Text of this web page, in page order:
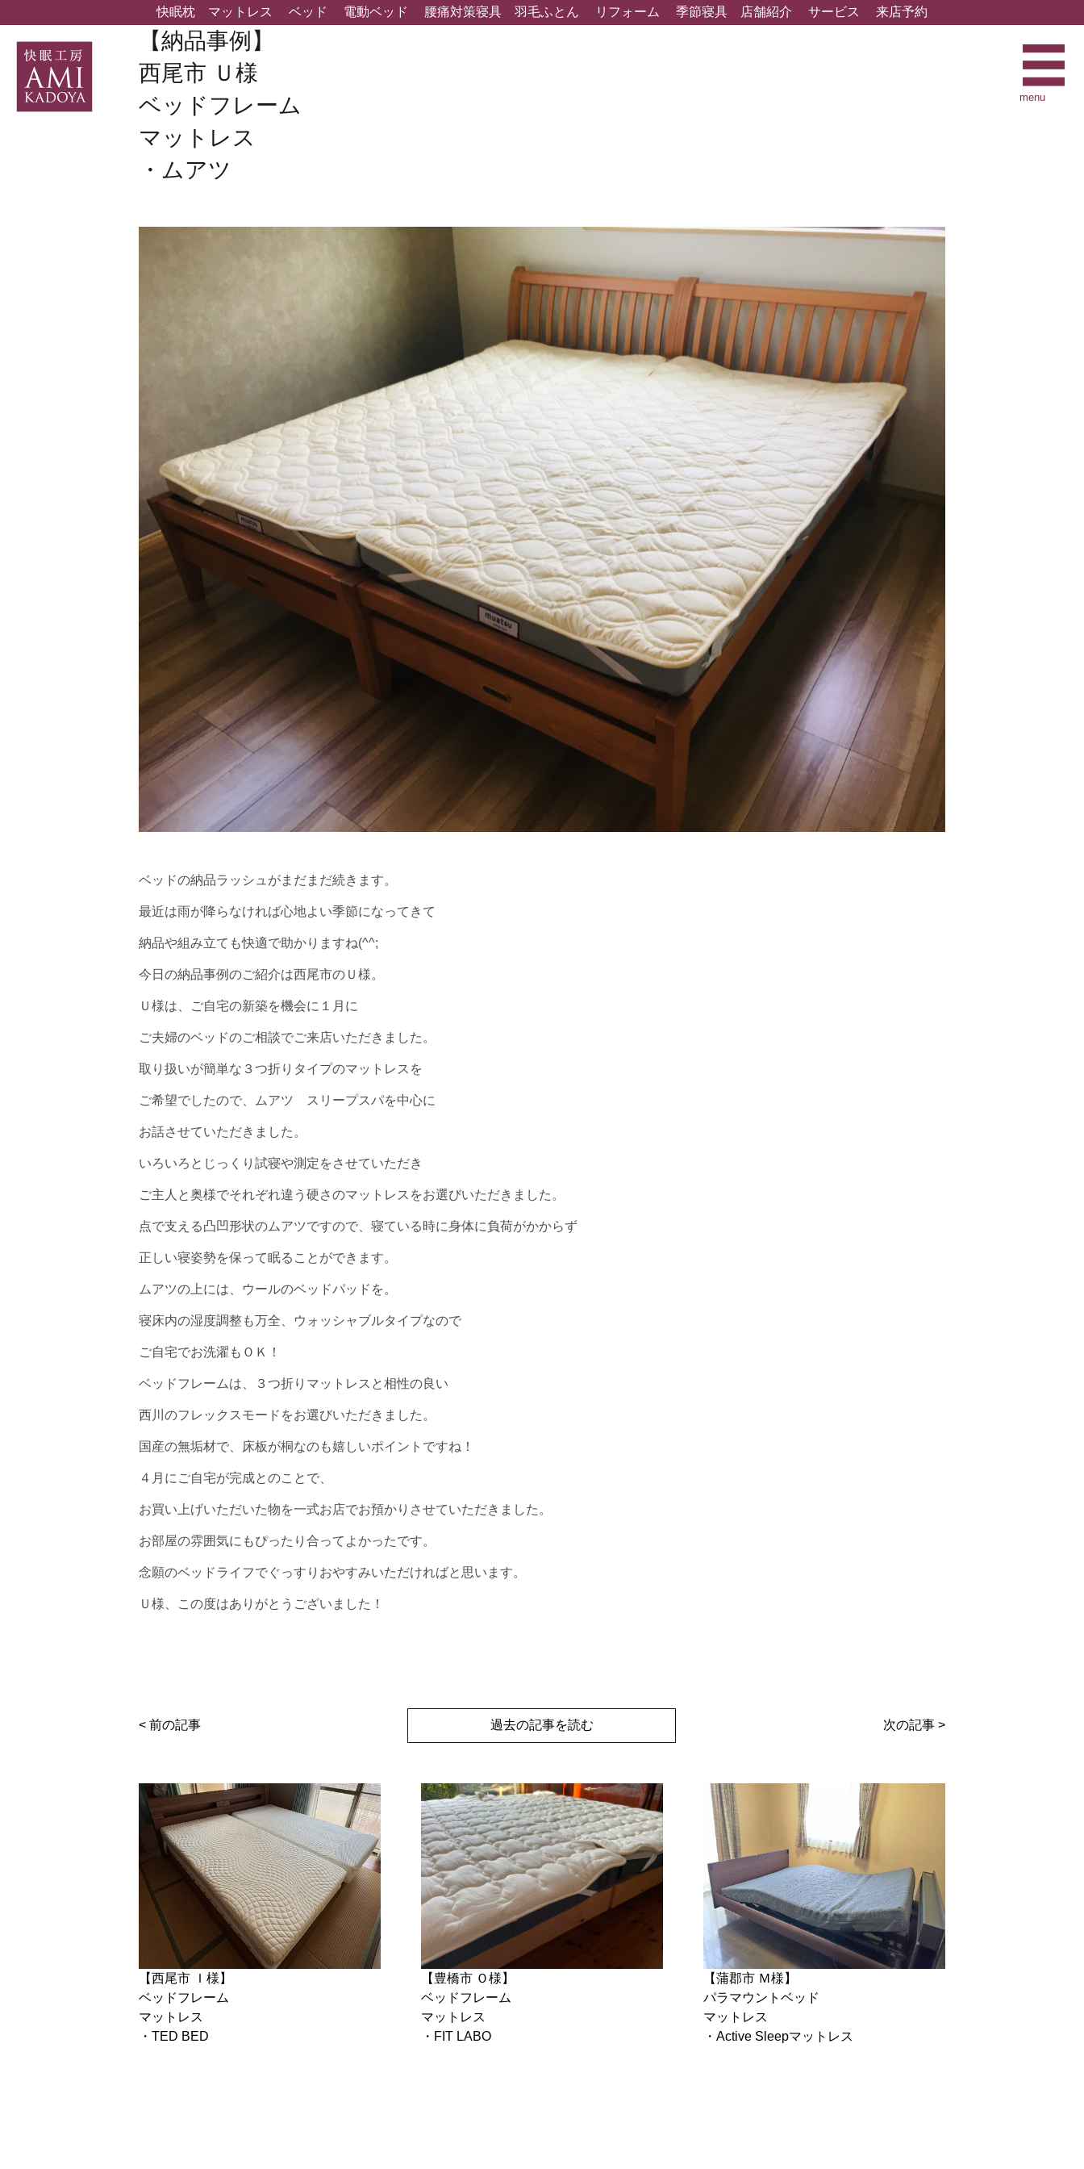
快眠枕 マットレス ベッド 電動ベッド 腰痛対策寝具 羽毛ふとん リフォーム 季節寝具 店舗紹介 サービス 来店予約
menu
【納品事例】
西尾市 Ｕ様
ベッドフレーム
マットレス
・ムアツ
ベッドの納品ラッシュがまだまだ続きます。
最近は雨が降らなければ心地よい季節になってきて
納品や組み立ても快適で助かりますね(^^;
今日の納品事例のご紹介は西尾市のＵ様。
Ｕ様は、ご自宅の新築を機会に１月に
ご夫婦のベッドのご相談でご来店いただきました。
取り扱いが簡単な３つ折りタイプのマットレスを
ご希望でしたので、ムアツ スリープスパを中心に
お話させていただきました。
いろいろとじっくり試寝や測定をさせていただき
ご主人と奥様でそれぞれ違う硬さのマットレスをお選びいただきました。
点で支える凸凹形状のムアツですので、寝ている時に身体に負荷がかからず
正しい寝姿勢を保って眠ることができます。
ムアツの上には、ウールのベッドパッドを。
寝床内の湿度調整も万全、ウォッシャブルタイプなので
ご自宅でお洗濯もＯＫ！
ベッドフレームは、３つ折りマットレスと相性の良い
西川のフレックスモードをお選びいただきました。
国産の無垢材で、床板が桐なのも嬉しいポイントですね！
４月にご自宅が完成とのことで、
お買い上げいただいた物を一式お店でお預かりさせていただきました。
お部屋の雰囲気にもぴったり合ってよかったです。
念願のベッドライフでぐっすりおやすみいただければと思います。
Ｕ様、この度はありがとうございました！
< 前の記事 過去の記事を読む 次の記事 >
【西尾市 Ｉ様】
ベッドフレーム
マットレス
・TED BED
【豊橋市 Ｏ様】
ベッドフレーム
マットレス
・FIT LABO
【蒲郡市 Ｍ様】
パラマウントベッド
マットレス
・Active Sleepマットレス